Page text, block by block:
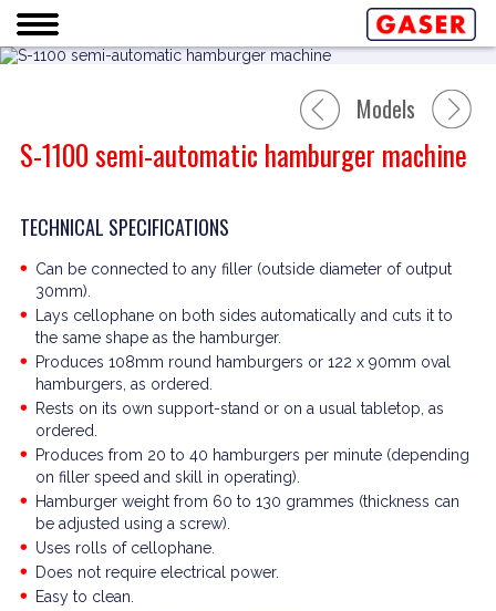
S-1100 semi-automatic hamburger machine
Models
TECHNICAL SPECIFICATIONS
Can be connected to any filler (outside diameter of output
30mm).
Lays cellophane on both sides automatically and cuts it to
the same shape as the hamburger.
Produces 108mm round hamburgers or 122 x 90mm oval
hamburgers, as ordered.
Rests on its own support-stand or on a usual tabletop, as
ordered.
Produces from 20 to 40 hamburgers per minute (depending
on filler speed and skill in operating).
Hamburger weight from 60 to 130 grammes (thickness can
be adjusted using a screw).
Uses rolls of cellophane.
Does not require electrical power.
Easy to clean.